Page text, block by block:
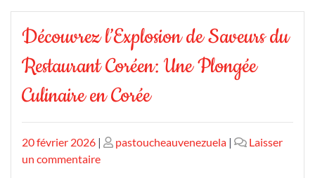
Découvrez l’Explosion de Saveurs du
Restaurant Coréen: Une Plongée
Culinaire en Corée
Publié
le
20 février 2026 | Publié
pastoucheauvenezuela |
Laisser
un commentairesur